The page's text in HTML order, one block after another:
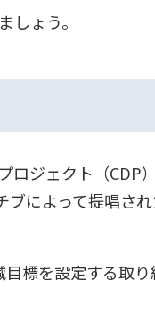
ょう。
ジェクト（CDP）
ブによって提唱さ
標を設定する取り